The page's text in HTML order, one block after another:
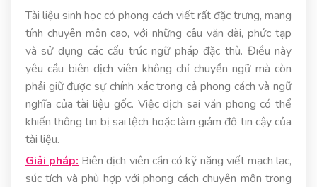
Tài liệu sinh học có phong cách viết rất đặc trưng, mang
tính chuyên môn cao, với những câu văn dài, phức tạp
và sử dụng các cấu trúc ngữ pháp đặc thù. Điều này
yêu cầu biên dịch viên không chỉ chuyển ngữ mà còn
phải giữ được sự chính xác trong cả phong cách và ngữ
nghĩa của tài liệu gốc. Việc dịch sai văn phong có thể
khiến thông tin bị sai lệch hoặc làm giảm độ tin cậy của
tài liệu.
Giải pháp: Biên dịch viên cần có kỹ năng viết mạch lạc,
súc tích và phù hợp với phong cách chuyên môn trong